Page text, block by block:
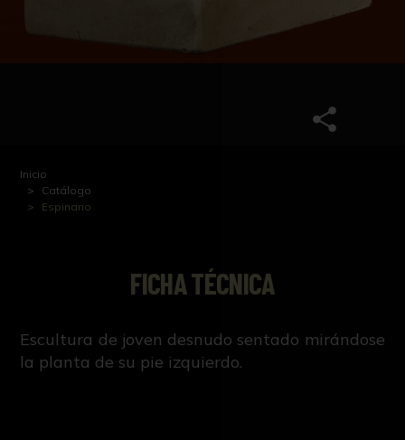
Inicio
Catálogo
Espinario
FICHA TÉCNICA
Escultura de joven desnudo sentado mirándose
la planta de su pie izquierdo.